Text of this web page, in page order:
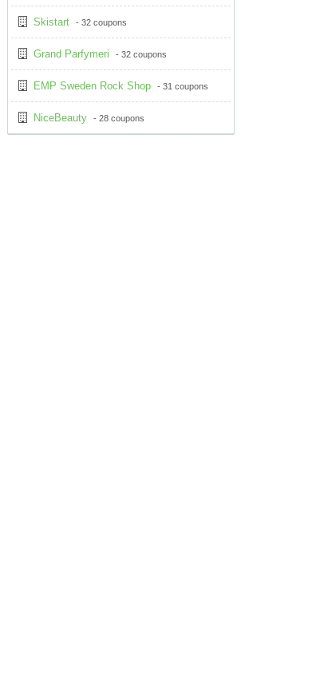
Skistart - 32 coupons
Grand Parfymeri - 32 coupons
EMP Sweden Rock Shop - 31 coupons
NiceBeauty - 28 coupons